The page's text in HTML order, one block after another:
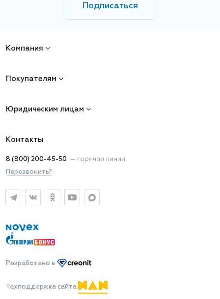
Подписаться
Компания
Покупателям
Юридическим лицам
Контакты
8 (800) 200-45-50 — горячая линия
Перезвонить?
Разработано в
Техподдержка сайта